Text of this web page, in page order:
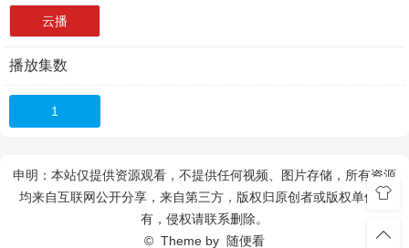
云播
播放集数
1
申明：本站仅提供资源观看，不提供任何视频、图片存储，所有资源
均来自互联网公开分享，来自第三方，版权归原创者或版权单位所
有，侵权请联系删除。
© Theme by 随便看